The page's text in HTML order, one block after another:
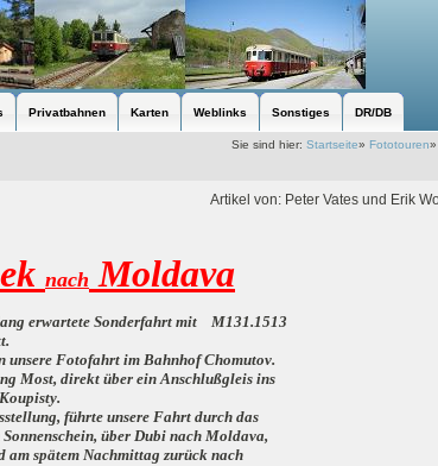
Privatbahnen Karten Weblinks Sonstiges DR/DB
Sie sind hier:Startseite» Fototouren
Artikel von: Peter Vates und Erik
nach Moldava
erwartete Sonderfahrt mit M131.1513
unsere Fotofahrt im Bahnhof Chomutov.
Most, direkt über ein Anschlußgleis ins
führte unsere Fahrt durch das
über Dubi nach Moldava,
am spätem Nachmittag zurück nach